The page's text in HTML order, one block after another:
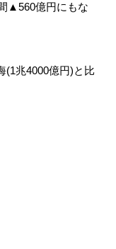
▲560億円にもな
(1兆4000億円)と比